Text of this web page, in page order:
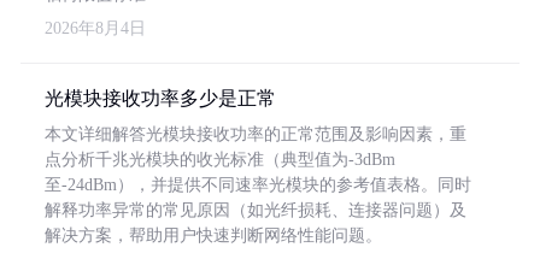
2026年8月4日
光模块接收功率多少是正常
本文详细解答光模块接收功率的正常范围及影响因素，重
点分析千兆光模块的收光标准（典型值为-3dBm
至-24dBm），并提供不同速率光模块的参考值表格。同时
解释功率异常的常见原因（如光纤损耗、连接器问题）及
解决方案，帮助用户快速判断网络性能问题。